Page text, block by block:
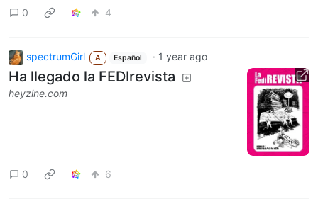
0 4
spectrumGirl A Español · 1 year ago
Ha llegado la FEDIrevista
heyzine.com
0 6